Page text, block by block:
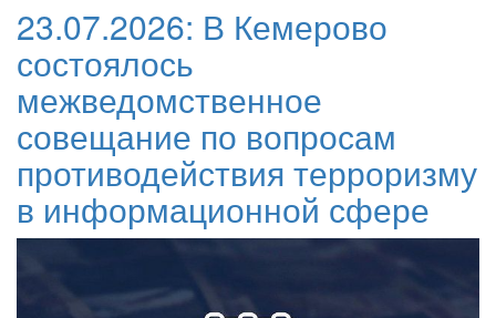
23.07.2026: В Кемерово
состоялось
межведомственное
совещание по вопросам
противодействия терроризму
в информационной сфере